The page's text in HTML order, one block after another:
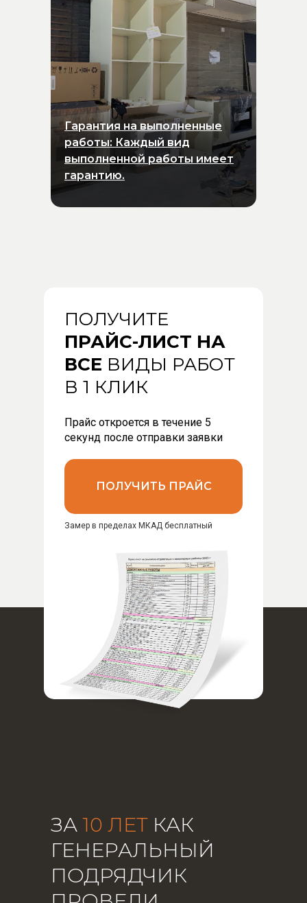
Гарантия на выполненные
работы: Каждый вид
выполненной работы имеет
гарантию.
ПОЛУЧИТЕ
ПРАЙС-ЛИСТ НА
ВСЕ ВИДЫ РАБОТ
В 1 КЛИК
Прайс откроется в течение 5
секунд после отправки заявки
Замер в пределах МКАД бесплатный
ПОЛУЧИТЬ ПРАЙС
ЗА 10 ЛЕТ КАК
ГЕНЕРАЛЬНЫЙ
ПОДРЯДЧИК